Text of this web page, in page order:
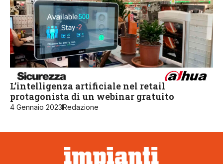
L’intelligenza artificiale nel retail
protagonista di un webinar gratuito
4 Gennaio 2023Redazione